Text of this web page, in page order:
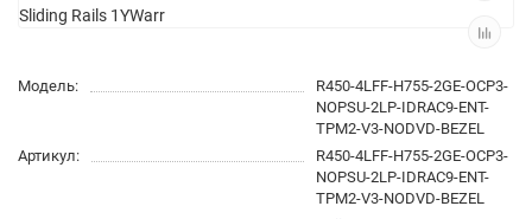
Модель:
R450-4LFF-H755-2GE-OCP3-
NOPSU-2LP-IDRAC9-ENT-
TPM2-V3-NODVD-BEZEL
Артикул:
R450-4LFF-H755-2GE-OCP3-
NOPSU-2LP-IDRAC9-ENT-
TPM2-V3-NODVD-BEZEL